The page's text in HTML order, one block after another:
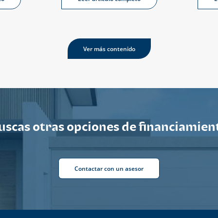
Ver más contenido
otras opciones de
Contactar con un asesor